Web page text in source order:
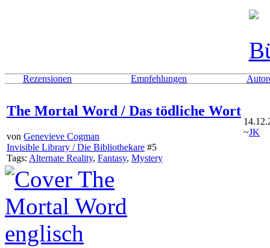
Rezensionen Empfehlungen
The Mortal Word / Das tödliche Wort
von Genevieve Cogman
Invisible Library / Die Bibliothekare #5
Tags: Alternate Reality, Fantasy, Mystery
~JK